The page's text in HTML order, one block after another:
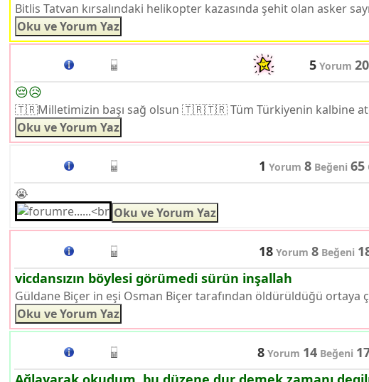
Bitlis Tatvan kırsalındaki helikopter kazasında şehit olan asker
5 Yorum 20
😔😥
🇹🇷Milletimizin başı sağ olsun 🇹🇷🇹🇷 Tüm Türkiyenin kalbine
1 Yorum 8 Beğeni 65
😭
18 Yorum 8 Beğeni
vicdansızın böylesi görümedi sürün inşallah
Güldane Biçer in eşi Osman Biçer tarafından öldürüldüğü ortaya
8 Yorum 14 Beğeni